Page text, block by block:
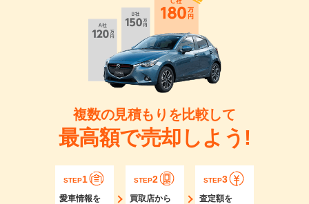
複数の見積もりを比較して
最高額で売却しよう!
STEP1
愛車情報を
STEP2
買取店から
STEP3
査定額を